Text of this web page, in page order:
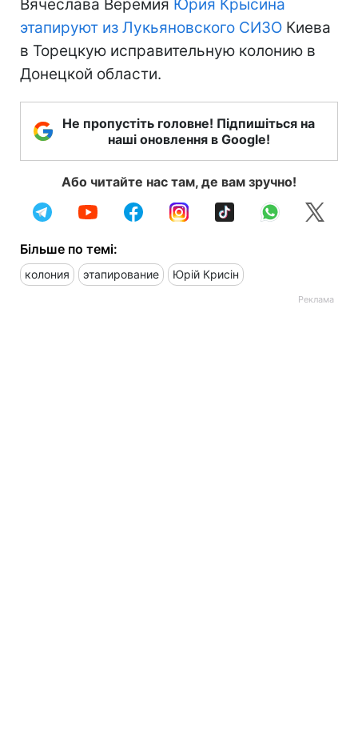
Вячеслава Веремия Юрия Крысина
этапируют из Лукьяновского СИЗО Киева
в Торецкую исправительную колонию в
Донецкой области.
Не пропустіть головне! Підпишіться на
наші оновлення в Google!
Або читайте нас там, де вам зручно!
Більше по темі:
колония этапирование Юрій Крисін